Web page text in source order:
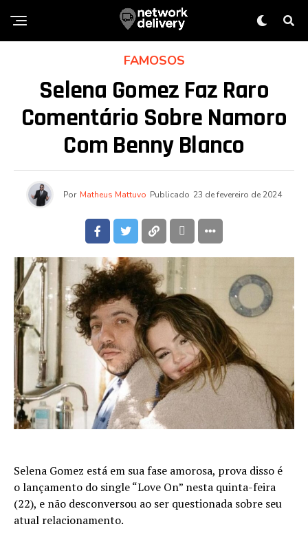
FAMOSOS
Selena Gomez Faz Raro
Comentário Sobre Namoro
Com Benny Blanco
Por Matheus Mattuvo Publicado 23 de fevereiro de 2024
Selena Gomez está em sua fase amorosa, prova disso é
o lançamento do single “Love On” nesta quinta-feira
(22), e não desconversou ao ser questionada sobre seu
atual relacionamento.